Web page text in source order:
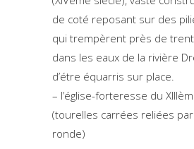
de coté reposant sur des
qui trempèrent près de
dans les eaux de la rivière
d’étre équarris sur place.
– l’église-forteresse du
(tourelles carrées reliées
ronde)